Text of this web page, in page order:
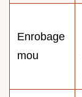
Enrobage
mou